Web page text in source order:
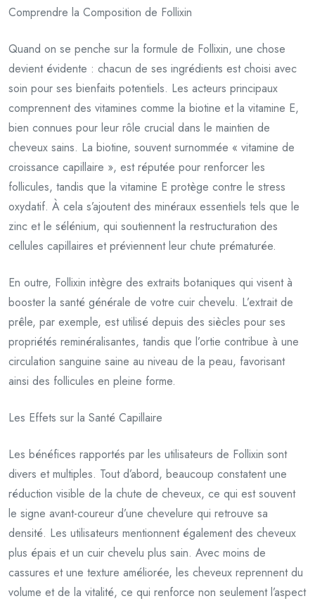
Comprendre la Composition de Follixin
Quand on se penche sur la formule de Follixin, une chose
devient évidente : chacun de ses ingrédients est choisi avec
soin pour ses bienfaits potentiels. Les acteurs principaux
comprennent des vitamines comme la biotine et la vitamine E,
bien connues pour leur rôle crucial dans le maintien de
cheveux sains. La biotine, souvent surnommée « vitamine de
croissance capillaire », est réputée pour renforcer les
follicules, tandis que la vitamine E protège contre le stress
oxydatif. À cela s’ajoutent des minéraux essentiels tels que le
zinc et le sélénium, qui soutiennent la restructuration des
cellules capillaires et préviennent leur chute prématurée.
En outre, Follixin intègre des extraits botaniques qui visent à
booster la santé générale de votre cuir chevelu. L’extrait de
prêle, par exemple, est utilisé depuis des siècles pour ses
propriétés reminéralisantes, tandis que l’ortie contribue à une
circulation sanguine saine au niveau de la peau, favorisant
ainsi des follicules en pleine forme.
Les Effets sur la Santé Capillaire
Les bénéfices rapportés par les utilisateurs de Follixin sont
divers et multiples. Tout d’abord, beaucoup constatent une
réduction visible de la chute de cheveux, ce qui est souvent
le signe avant-coureur d’une chevelure qui retrouve sa
densité. Les utilisateurs mentionnent également des cheveux
plus épais et un cuir chevelu plus sain. Avec moins de
cassures et une texture améliorée, les cheveux reprennent du
volume et de la vitalité, ce qui renforce non seulement l’aspect